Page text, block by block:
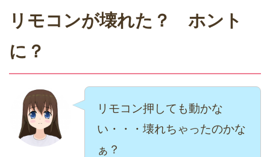
リモコンが壊れた？ ホント
に？
リモコン押しても動かな
い・・・壊れちゃったのかな
ぁ？